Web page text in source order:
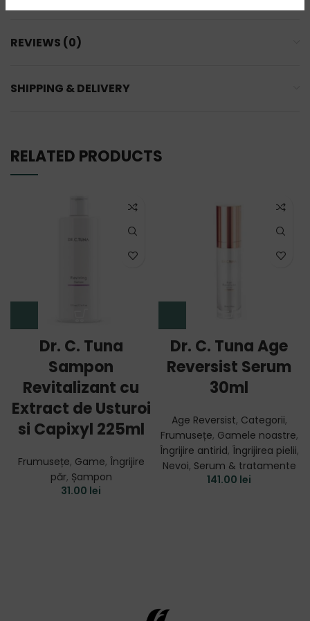
REVIEWS (0)
SHIPPING & DELIVERY
RELATED PRODUCTS
Dr. C. Tuna
Sampon
Revitalizant cu
Extract de Usturoi
si Capixyl 225ml
Frumusețe, Game, Îngrijire
păr, Șampon
31.00 lei
Dr. C. Tuna Age
Reversist Serum
30ml
Age Reversist, Categorii,
Frumusețe, Gamele noastre,
Îngrijire antirid, Îngrijirea pielii,
Nevoi, Serum & tratamente
141.00 lei